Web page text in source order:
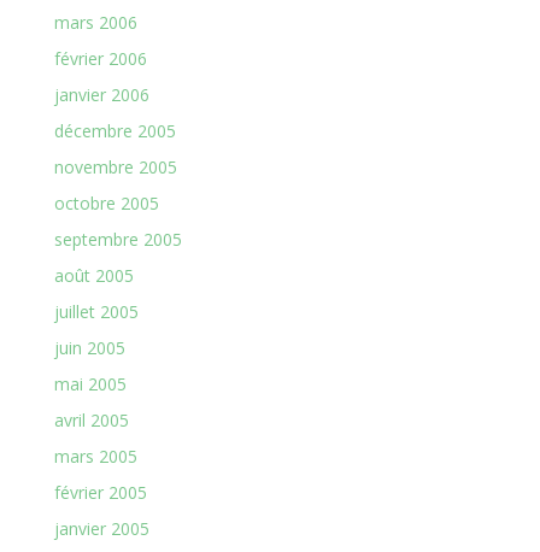
mars 2006
février 2006
janvier 2006
décembre 2005
novembre 2005
octobre 2005
septembre 2005
août 2005
juillet 2005
juin 2005
mai 2005
avril 2005
mars 2005
février 2005
janvier 2005